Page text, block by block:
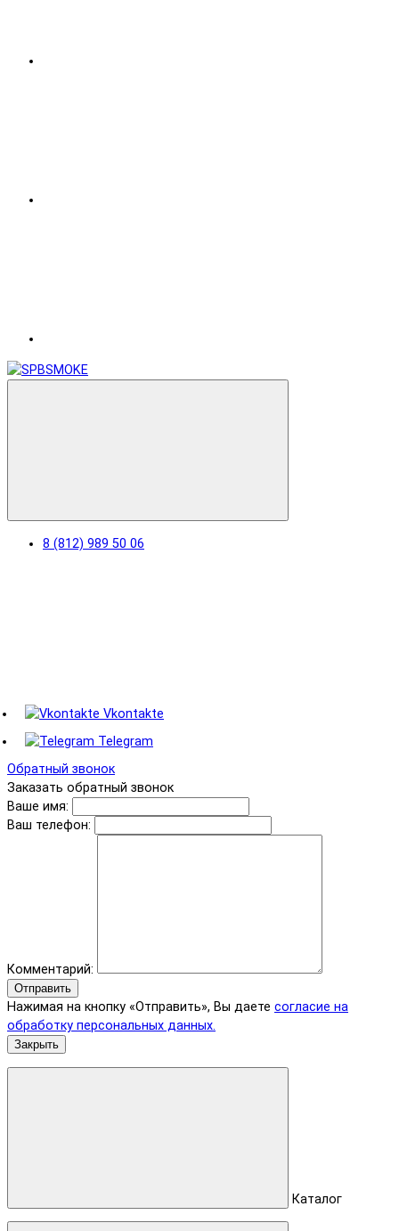
8 (812) 989 50 06
Vkontakte
Telegram
Обратный звонок
Заказать обратный звонок
Ваше имя:
Ваш телефон:
Комментарий:
Отправить
Нажимая на кнопку «Отправить», Вы даете согласие на
обработку персональных данных.
Закрыть
Каталог